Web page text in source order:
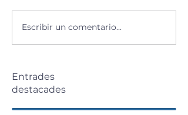
Escribir un comentario...
Entrades
destacades